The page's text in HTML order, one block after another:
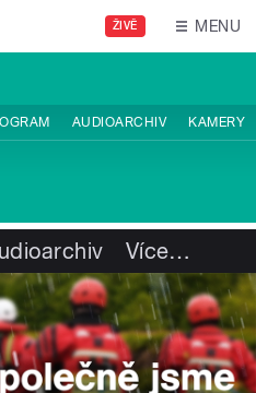
ŽIVĚ MENU
AUDIOARCHIV KAMERY
Více…